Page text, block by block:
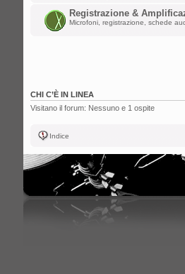
Registrazione &
Microfoni, registrazione, schede
CHI C’È IN LINEA
Visitano il forum: Nessuno e 1 ospite
Indice